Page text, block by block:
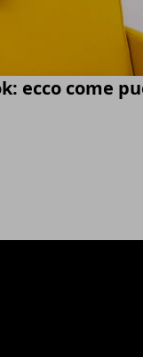
ecco come